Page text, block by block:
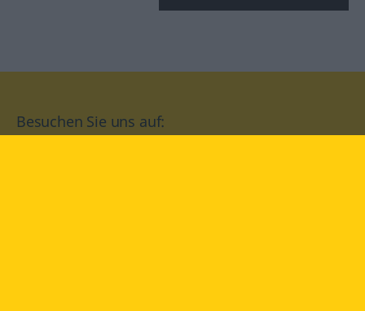
Besuchen Sie uns auf: